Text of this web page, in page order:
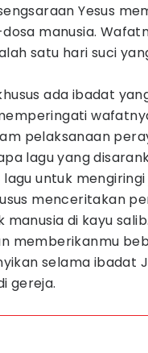
Yesus
manusia.
satu hari suci
ada ibadat
pelaksanaan
lagu yang
untuk
menceritakan
manusia di kayu
memberikanmu
selama ibadat
gereja.